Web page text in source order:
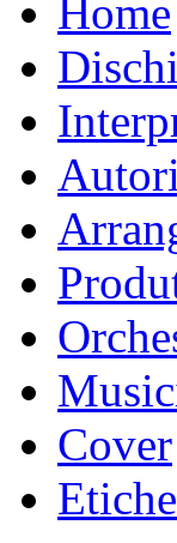
Home
Dischi
Autori
Cover